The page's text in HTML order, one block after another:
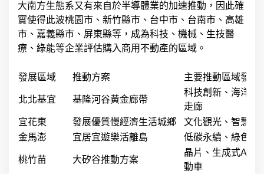
大南方生態系又有來自於半導體業的加速推動，因此確
實使得此波桃園市、新竹縣市、台中市、台南市、高雄
市、嘉義縣市、屏東縣等，成為科技、機械、生技醫
療、綠能等企業評估購入商用不動產的區域。
發展區域 推動方案 主要推動區域發展
北北基宜 基隆河谷黃金廊帶
科技創新、海洋創
走廊
宜花東
發展優質慢經濟生活城鄉
文化觀光、智慧農
金馬澎
宜居宜遊樂活離島 低碳永續、綠色觀
桃竹苗 大矽谷推動方案
晶片、生成式AI、
動車